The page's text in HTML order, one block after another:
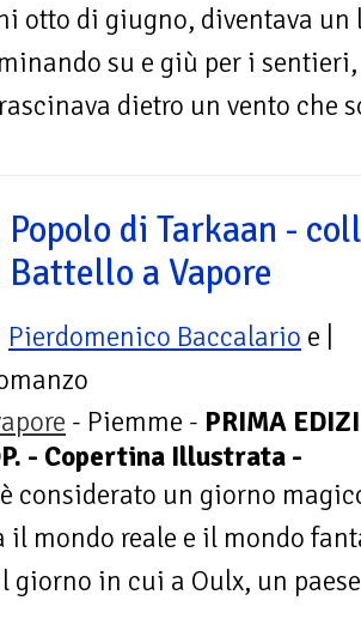
otto di giugno, diventava
su e giù per i
dietro un vento che
Popolo di Tarkaan -
Battello a Vapore
Pierdomenico Baccalario e
- Piemme - PRIMA
- Copertina Illustrata -
considerato un giorno
il mondo reale e il mondo
giorno in cui a Oulx, un